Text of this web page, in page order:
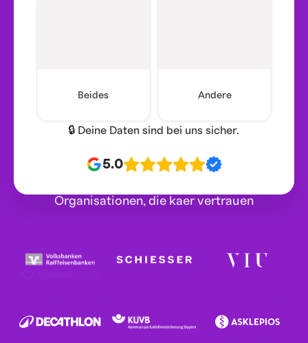
Beides Andere
🔒 Deine Daten sind bei uns sicher.
5.0
Organisationen, die kaer vertrauen